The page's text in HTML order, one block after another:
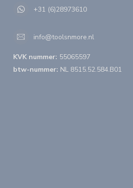
+31 (6)28973610
info@toolsnmore.nl
KVK nummer: 55065597
btw-nummer: NL 8515.52.584.B01